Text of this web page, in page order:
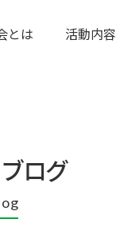
とは 活動内容
ログ